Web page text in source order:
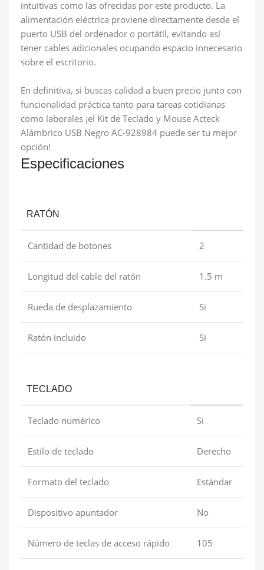
intuitivas como las ofrecidas por este producto. La
alimentación eléctrica proviene directamente desde el
puerto USB del ordenador o portátil, evitando así
tener cables adicionales ocupando espacio innecesario
sobre el escritorio.
En definitiva, si buscas calidad a buen precio junto con
funcionalidad práctica tanto para tareas cotidianas
como laborales ¡el Kit de Teclado y Mouse Acteck
Alámbrico USB Negro AC-928984 puede ser tu mejor
opción!
Especificaciones
RATÓN
Cantidad de botones 2
Longitud del cable del ratón 1.5 m
Rueda de desplazamiento Si
Ratón incluido Si
TECLADO
Teclado numérico Si
Estilo de teclado Derecho
Formato del teclado Estándar
Dispositivo apuntador No
Número de teclas de acceso rápido 105